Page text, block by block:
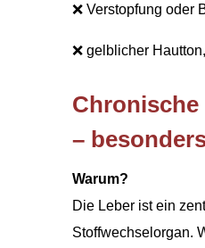
❌ Verstopfung oder
❌ gelblicher
–
Warum?
Die Leber ist ein
Stoffwechselorgan.